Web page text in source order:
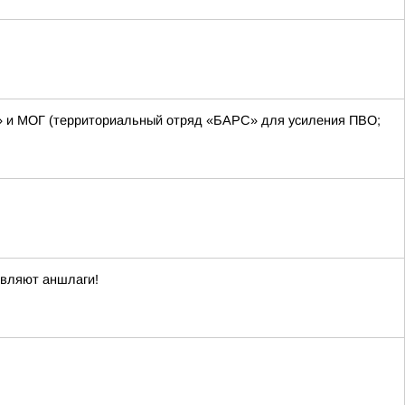
и МОГ (территориальный отряд «БАРС» для усиления ПВО;
аншлаги!